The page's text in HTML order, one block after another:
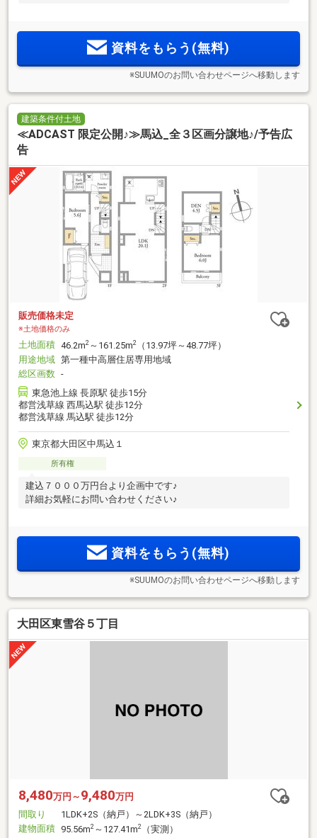
資料をもらう(無料)
※SUUMOのお問い合わせページへ移動します
建築条件付土地
≪ADCAST 限定公開♪≫馬込_全３区画分譲地♪/予告広
告
販売価格未定
※土地価格のみ
土地面積 46.2m2 ～161.25m2
（13.97坪～48.77坪）
用途地域 第一種中高層住居専用地域
総区画数 -
東急池上線 長原駅 徒歩15分
都営浅草線 西馬込駅 徒歩12分
都営浅草線 馬込駅 徒歩12分
東京都大田区中馬込１
所有権
建込７０００万円台より企画中です♪
詳細お気軽にお問い合わせください♪
資料をもらう(無料)
※SUUMOのお問い合わせページへ移動します
大田区東雪谷５丁目
8,480万円～ 9,480万円
間取り
1LDK+2S（納戸）～2LDK+3S（納戸）
建物面積 95.56m2 ～127.41m2 （実測）